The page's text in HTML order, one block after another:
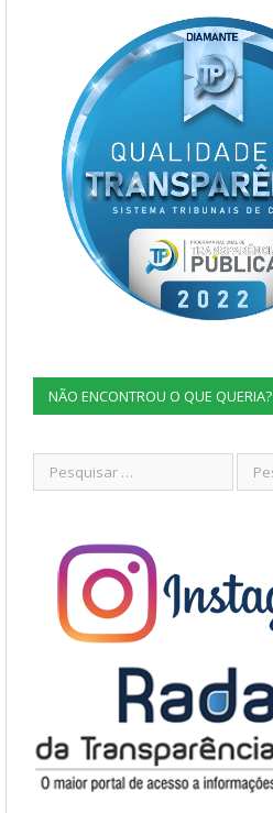
NÃO ENCONTROU O QUE QUERIA?